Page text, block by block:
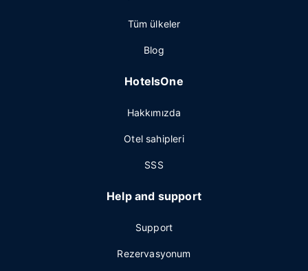
Tüm ülkeler
Blog
HotelsOne
Hakkımızda
Otel sahipleri
SSS
Help and support
Support
Rezervasyonum